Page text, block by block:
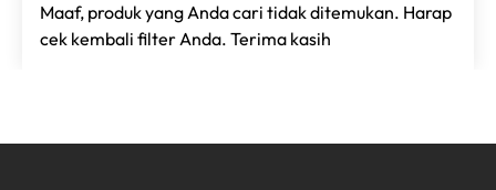
Maaf, produk yang Anda cari tidak ditemukan. Harap
cek kembali filter Anda. Terima kasih